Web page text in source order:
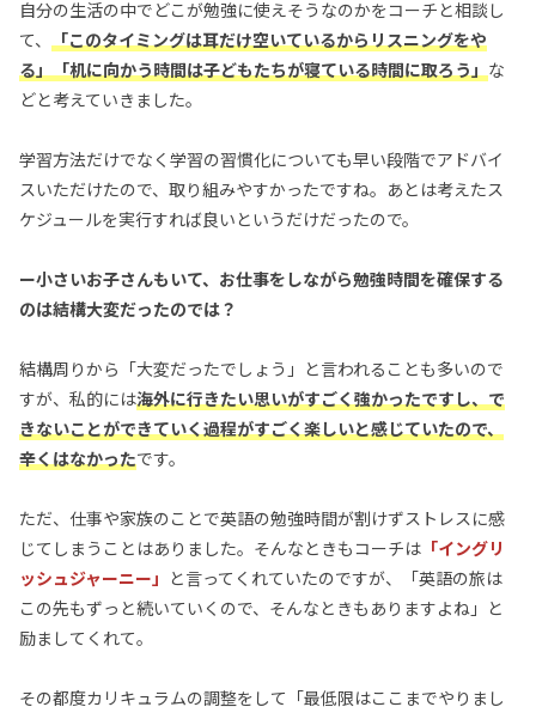
自分の生活の中でどこが勉強に使えそうなのかをコーチと相談し
て、
「このタイミングは耳だけ空いているからリスニングをや
る」「机に向かう時間は子どもたちが寝ている時間に取ろう」 な
どと考えていきました。
学習方法だけでなく学習の習慣化についても早い段階でアドバイ
スいただけたので、取り組みやすかったですね。あとは考えたス
ケジュールを実行すれば良いというだけだったので。
ー小さいお子さんもいて、お仕事をしながら勉強時間を確保する
のは結構大変だったのでは？
結構周りから「大変だったでしょう」と言われることも多いので
すが、私的には海外に行きたい思いがすごく強かったですし、 で
きないことができていく過程がすごく楽しいと感じていたので、
辛くはなかったです。
ただ、仕事や家族のことで英語の勉強時間が割けずストレスに感
じてしまうことはありました。そんなときもコーチは 「イングリ
ッシュジャーニー」 と言ってくれていたのですが、「英語の旅は
この先もずっと続いていくので、そんなときもありますよね」と
励ましてくれて。
その都度カリキュラムの調整をして「最低限はここまでやりまし